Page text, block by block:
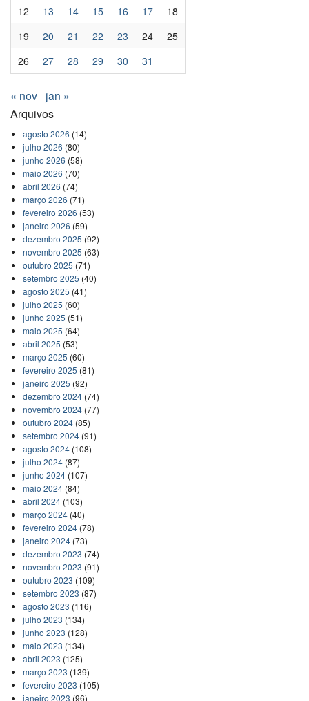
12 13 14 15 16 17
18
19
20 21 22 23 24
25
26
27 28 29 30 31
« nov jan »
Arquivos
agosto 2026 (14)
julho 2026 (80)
junho 2026 (58)
maio 2026 (70)
abril 2026 (74)
março 2026 (71)
fevereiro 2026 (53)
janeiro 2026 (59)
dezembro 2025 (92)
novembro 2025 (63)
outubro 2025 (71)
setembro 2025 (40)
agosto 2025 (41)
julho 2025 (60)
junho 2025 (51)
maio 2025 (64)
abril 2025 (53)
março 2025 (60)
fevereiro 2025 (81)
janeiro 2025 (92)
dezembro 2024(74)
novembro 2024(77)
outubro 2024(85)
setembro 2024(91)
agosto 2024(108)
julho 2024(87)
junho 2024(107)
maio 2024(84)
abril 2024(103)
março 2024(40)
fevereiro 2024(78)
janeiro 2024(73)
dezembro 2023 (74)
novembro 2023 (91)
outubro 2023 (109)
setembro 2023 (87)
agosto 2023 (116)
julho 2023 (134)
junho 2023 (128)
maio 2023 (134)
abril 2023 (125)
março 2023 (139)
fevereiro 2023 (105)
janeiro 2023 (96)